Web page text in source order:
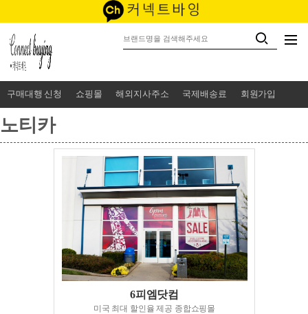
구매대행 신청 쇼핑몰 해외지사주소 국제배송료 회원가입
노티카
6피엠닷컴
미국 최대 할인율 제공 종합쇼핑몰